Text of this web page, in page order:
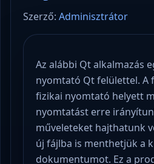
Szerző: Adminisztrátor
Az alábbi Qt alkalmazás
nyomtató Qt felülettel. A
fizikai nyomtató helyett
nyomtatást erre
műveleteket hajthatunk
új fájlba is menthetjük a
dokumentumot. Ez a